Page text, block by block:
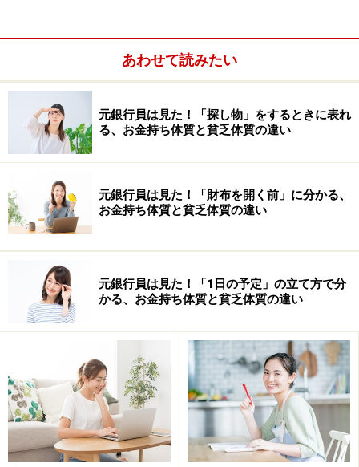
が、その本を自分のバイブルにして、感想を書き込む。
同じ本を2冊購入して1冊は保管用に。もう1冊は徹底的
に読み込むというようにしている人がいます。
そしておすすめなのが、感想を書くこと。まさに読書感
想文です。その本を読んで、どんな感動が得られたの
か、自分には内容のどの部分が役立ちそうか、どのよう
に実践できるのかなどを文章にまとめてみてください。
最も取り組みやすいのは自己啓発本なのですが、私の場
合は金融小説（仕事柄？）が役立ったりしますし、海外
在住の日本人が書いた海外生活の送り方などからも、仕
事やプライベートのヒントが得られたりすることがたく
余談ですが私の場合、本や雑誌は勿論のこと、ドラマを
見ていて仕事のヒントを得ることも多いのです。無理に
何かを得ようとするのではなく、楽しみながら感想を持
つと閃くことが多いように思います。
あわせて読みたい
元銀行員は見た！「探し物」をするときに表れ
る、お金持ち体質と貧乏体質の違い
元銀行員は見た！「財布を開く前」に分かる、
お金持ち体質と貧乏体質の違い
元銀行員は見た！「1日の予定」の立て方で分
かる、お金持ち体質と貧乏体質の違い